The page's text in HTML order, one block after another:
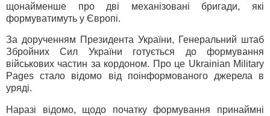
щонайменше про дві механізовані бригади, які
формуватимуть у Європі.
За дорученням Президента України, Генеральний штаб
Збройних Сил України готується до формування
військових частин за кордоном. Про це Ukrainian Military
Pages стало відомо від поінформованого джерела в
уряді.
Наразі відомо, щодо початку формування принаймні